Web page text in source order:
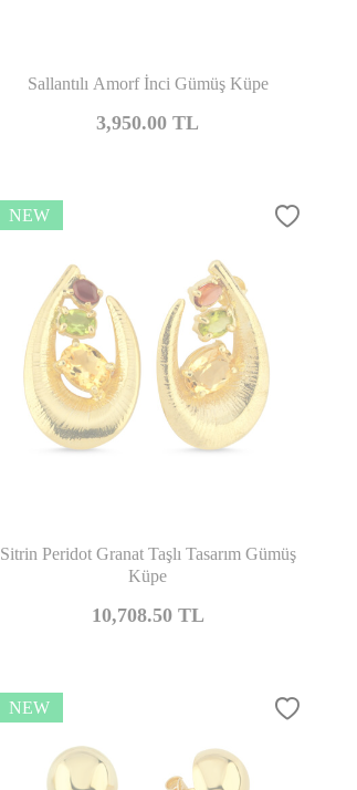
Sallantılı Amorf İnci Gümüş Küpe
3,950.00 TL
NEW
Sitrin Peridot Granat Taşlı Tasarım Gümüş
Küpe
10,708.50TL
NEW